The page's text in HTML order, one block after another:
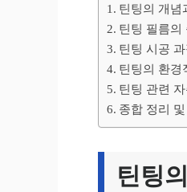
틴팅의 개념
틴팅 필름의
틴팅 시공
틴팅의 환경
틴팅 관련
종합 정리
틴팅